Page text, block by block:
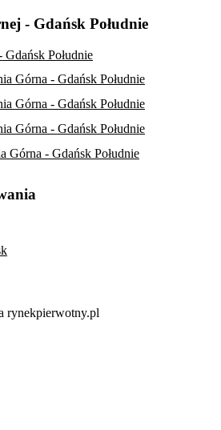
- Gdańsk Południe
Południe
Górna - Gdańsk Południe
Górna - Gdańsk Południe
Górna - Gdańsk Południe
Górna - Gdańsk Południe
rynekpierwotny.pl